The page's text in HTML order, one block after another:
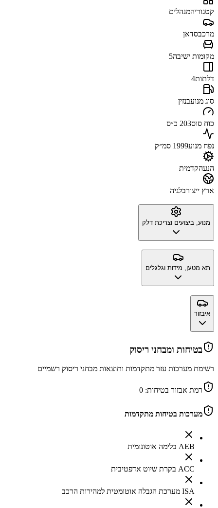
קטגוריהמנהלים
מרכבסדאן
מקומות ישיבה5
דלתות4
סוג מנועבנזין
כוח סוס203 כ״ס
נפח מנוע1999 סמ״ק
הנעהקדמית
ארץ ייצורבלגיה
מנוע, ביצועים וצריכת דלק
תא מטען, מידות וגלגלים
איבזור
בטיחות ומבחני ריסוק
רשימת מערכות עזר מתקדמות ותוצאות מבחני ריסוק רשמיים
רמת אבזור בטיחות: 0
מערכות בטיחות מתקדמות
AEB בלימה אוטונומית
ACC בקרת שיוט אדפטיבית
ISA מערכת הגבלה אוטומטית למהירות הרכב